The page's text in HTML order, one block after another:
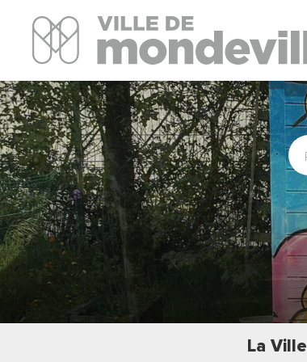
Site Officiel de la ville de Mondeville
La Ville